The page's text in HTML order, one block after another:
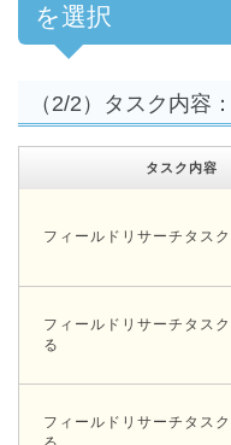
を選択
（2/2）タスク内容
タスク内容
フィールドリサーチタス
フィールドリサーチタス
る
フィールドリサーチタス